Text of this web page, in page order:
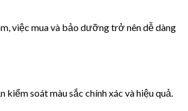
việc mua và bảo dưỡng trở nên dễ dàng
soát màu sắc chính xác và hiệu quả.